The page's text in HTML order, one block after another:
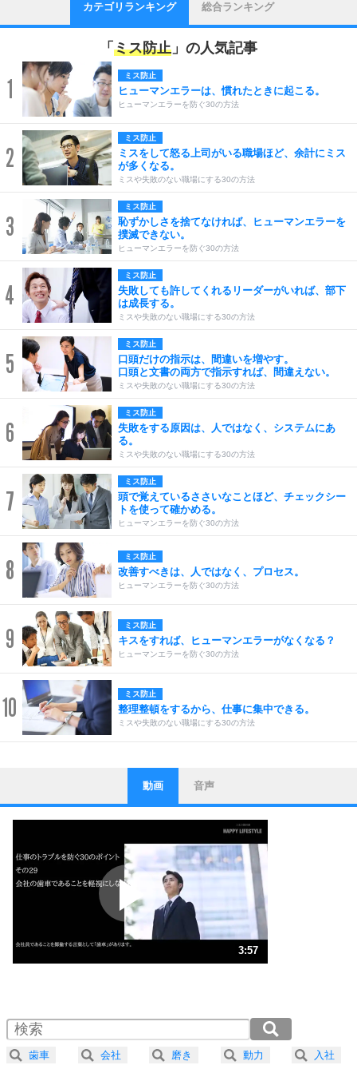
カテゴリランキング 総合ランキング
「 ミス防止 」の人気記事
1 ミス防止
ヒューマンエラーは、慣れたときに起こる。
ヒューマンエラーを防ぐ30の方法
2
ミス防止
ミスをして怒る上司がいる職場ほど、余計にミス
が多くなる。
ミスや失敗のない職場にする30の方法
3
ミス防止
恥ずかしさを捨てなければ、ヒューマンエラーを
撲滅できない。
ヒューマンエラーを防ぐ30の方法
4
ミス防止
失敗しても許してくれるリーダーがいれば、部下
は成長する。
ミスや失敗のない職場にする30の方法
5
ミス防止
口頭だけの指示は、間違いを増やす。
口頭と文書の両方で指示すれば、間違えない。
ミスや失敗のない職場にする30の方法
6
ミス防止
失敗をする原因は、人ではなく、システムにあ
る。
ミスや失敗のない職場にする30の方法
7
ミス防止
頭で覚えているささいなことほど、チェックシー
トを使って確かめる。
ヒューマンエラーを防ぐ30の方法
8 ミス防止
改善すべきは、人ではなく、プロセス。
ヒューマンエラーを防ぐ30の方法
9 ミス防止
キスをすれば、ヒューマンエラーがなくなる？
ヒューマンエラーを防ぐ30の方法
10 ミス防止
整理整頓をするから、仕事に集中できる。
ミスや失敗のない職場にする30の方法
1
ストレス対策
他人と比べない。
いっそのこと、他人を見ない。
いらいらしない人になる30の方法
プラス思考
ポジティブになれない原因は、行動しないから。
ポジティブ思考になる30の方法
ストレス対策
人生、なんとかなるもの。
気楽に生きる30の方法
4 器の大きい人は、怒りを優しさで表現する。
プラス思考
動画 音声
3:57
2.0倍速 （464KB 1分58秒）
2.5倍速 （372KB 1分34秒）
3.0倍速 （310KB 1分19秒）
歯車 会社 磨き 動力 入社